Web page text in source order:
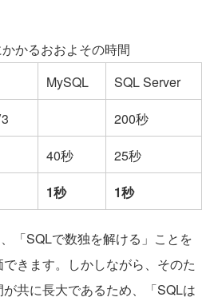
かるおおよその時間
MySQL
SQL Server
200秒
40秒
25秒
1秒 1秒
「SQLで数独を解ける」ことを
きます。しかしながら、そのた
共に長大であるため、「SQLは